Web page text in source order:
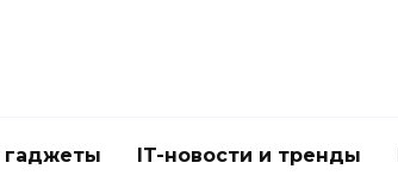
гаджеты IT-новости и тренды